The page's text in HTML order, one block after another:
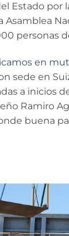
Estado por
Asamblea
personas
en
sede en
a inicios
Ramiro
buena